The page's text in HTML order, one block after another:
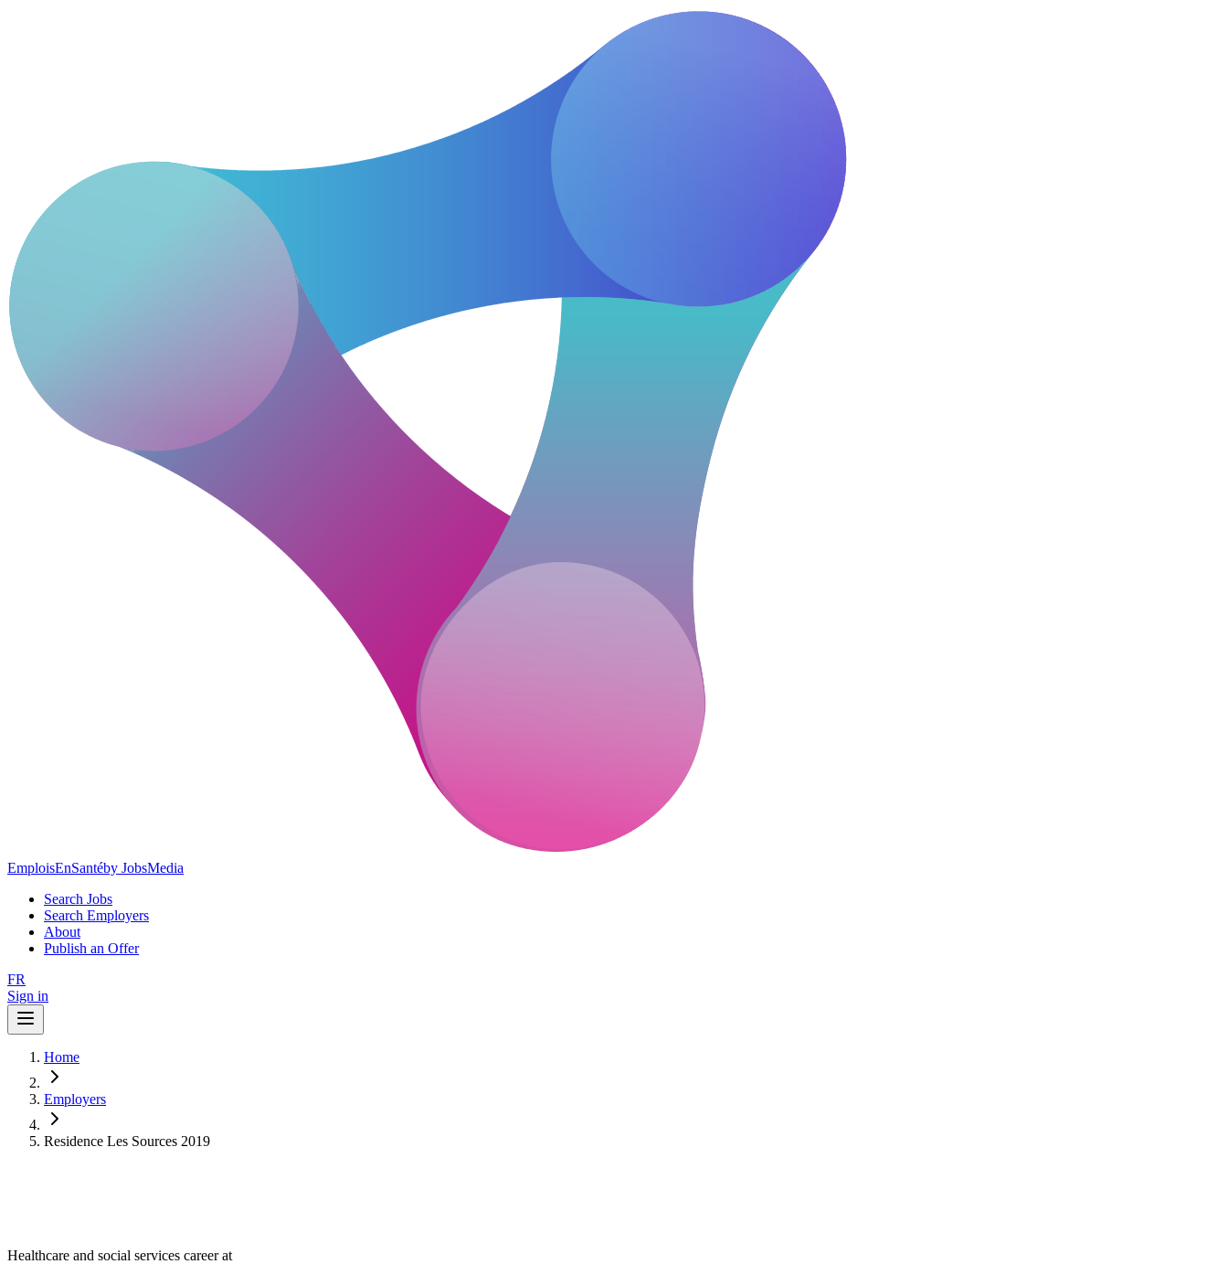
EmploisEnSantéby JobsMedia
Search Jobs
Search Employers
About
Publish an Offer
FR
Sign in
Home
Employers
Residence Les Sources 2019
Healthcare and social services career at